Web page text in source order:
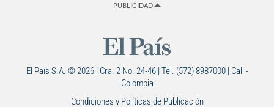
PUBLICIDAD
El País S.A. © 2026 | Cra. 2 No. 24-46 | Tel. (572) 8987000 | Cali -
Colombia
Condiciones y Políticas de Publicación